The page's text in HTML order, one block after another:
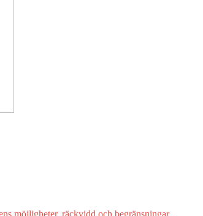
möjligheter, räckvidd och begränsningar